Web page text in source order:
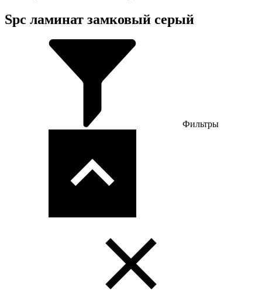
Spc ламинат замковый серый
Фильтры